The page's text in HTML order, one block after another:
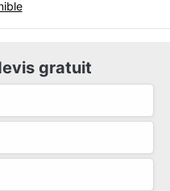
gratuit